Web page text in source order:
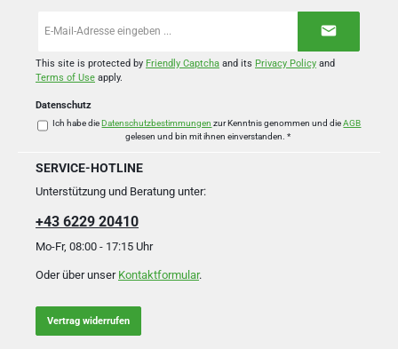
Mail-
*
This site is protected by Friendly Captcha and its Privacy Policy and
Terms of Use apply.
Datenschutz
Ich habe dieDatenschutzbestimmungen zur Kenntnis genommen und dieAGB
gelesen und bin mit ihnen einverstanden. *
SERVICE-HOTLINE
Unterstützung und Beratung unter:
+43 6229 20410
Mo-Fr, 08:00 - 17:15 Uhr
Oder über unser Kontaktformular.
Vertrag widerrufen